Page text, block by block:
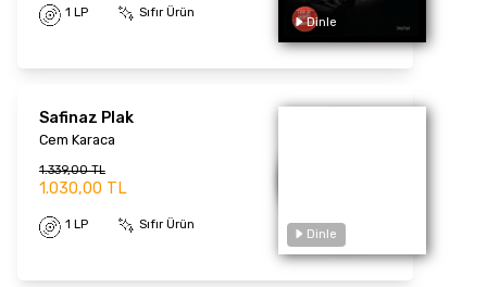
Dinle
1 LP Sıfır Ürün
Safinaz Plak
Cem Karaca
1.339,00 TL
1.030,00 TL
1 LP Sıfır Ürün